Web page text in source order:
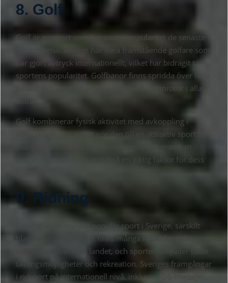
8. Golf
Golf är en sport som har vuxit i popularitet de senaste
decennierna. Sverige har flera framstående golfare som
har gjort avtryck internationellt, vilket har bidragit till
sportens popularitet. Golfbanor finns spridda över hela
landet, och sporten är populär bland människor i alla
Golf kombinerar fysisk aktivitet med avkoppling i
naturskön miljö, vilket gör den till en attraktiv sport för
många. Den sociala aspekten av golf, där man kan
umgås och nätverka, är också en viktig faktor för dess
9. Ridning
Ridning är en mycket populär sport i Sverige, särskilt
bland unga flickor. Det finns många ridskolor och
ridklubbar över hela landet, och sporten erbjuder både
tävlingsmöjligheter och rekreation. Sveriges framgångar
i ridsport på internationell nivå, inklusive OS-medaljer,